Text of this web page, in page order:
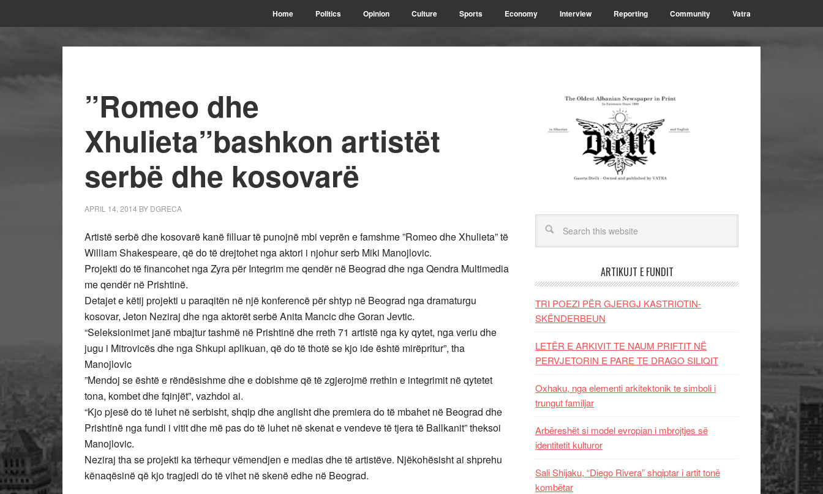
Home Politics Opinion Culture Sports Economy Interview Reporting Community Vatra
”Romeo dhe
Xhulieta”bashkon artistët
serbë dhe kosovarë
APRIL 14, 2014 BY DGRECA
Artistë serbë dhe kosovarë kanë filluar të punojnë mbi veprën e famshme ”Romeo dhe Xhulieta” të
William Shakespeare, që do të drejtohet nga aktori i njohur serb Miki Manojlovic.
Projekti do të financohet nga Zyra për Integrim me qendër në Beograd dhe nga Qendra Multimedia
me qendër në Prishtinë.
Detajet e këtij projekti u paraqitën në një konferencë për shtyp në Beograd nga dramaturgu
kosovar, Jeton Neziraj dhe nga aktorët serbë Anita Mancic dhe Goran Jevtic.
“Seleksionimet janë mbajtur tashmë në Prishtinë dhe rreth 71 artistë nga ky qytet, nga veriu dhe
jugu i Mitrovicës dhe nga Shkupi aplikuan, që do të thotë se kjo ide është mirëpritur”, tha
Manojlovic
”Mendoj se është e rëndësishme dhe e dobishme që të zgjerojmë rrethin e integrimit në qytetet
tona, kombet dhe fqinjët”, vazhdoi ai.
“Kjo pjesë do të luhet në serbisht, shqip dhe anglisht dhe premiera do të mbahet në Beograd dhe
Prishtinë nga fundi i vitit dhe më pas do të luhet në skenat e vendeve të tjera të Ballkanit” theksoi
Manojlovic.
Neziraj tha se projekti ka tërhequr vëmendjen e medias dhe të artistëve. Njëkohësisht ai shprehu
kënaqësinë që kjo tragjedi do të vihet në skenë edhe në Beograd.
ARTIKUJT E FUNDIT
TRI POEZI PËR GJERGJ KASTRIOTIN-
SKËNDERBEUN
LETËR E ARKIVIT TE NAUM PRIFTIT NË
PERVJETORIN E PARE TE DRAGO SILIQIT
Oxhaku, nga elementi arkitektonik te simboli i
trungut familjar
Arbëreshët si model evropian i mbrojtjes së
identitetit kulturor
Sali Shijaku, “Diego Rivera” shqiptar i artit tonë
kombëtar